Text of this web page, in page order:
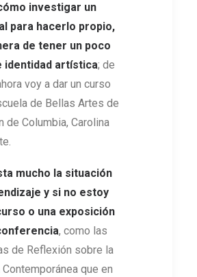
investigar un
para hacerlo propio,
de tener un poco
identidad artística; de
voy a dar un curso
de Bellas Artes de
de Columbia, Carolina
mucho la situación
y si no estoy
o una exposición
, como las
de Reflexión sobre la
que en